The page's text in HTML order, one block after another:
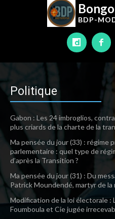
BDP-
Politique
Gabon : Les 24 imbroglios,
plus criards de la charte de la
Ma pensée du jour (33) : régime
parlementaire : quel type de
d’après la Transition ?
Ma pensée du jour (31) : Du
Patrick Moundendé, martyr de
Modification de la loi électorale
Foumboula et Cie jugée